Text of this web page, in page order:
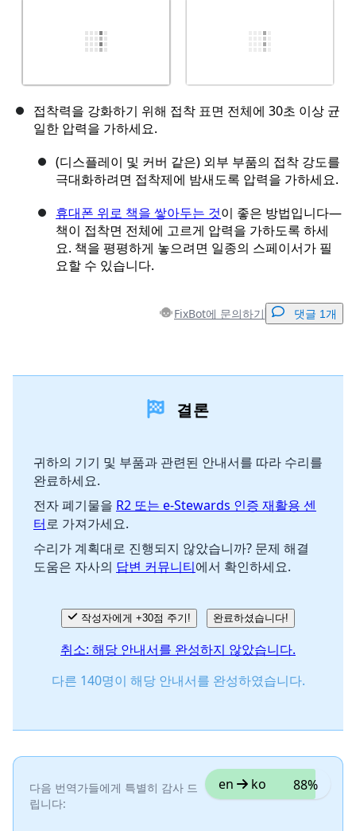
접착력을 강화하기 위해 접착 표면 전체에 30초 이상 균
일한 압력을 가하세요.
(디스플레이 및 커버 같은) 외부 부품의 접착 강도를
극대화하려면 접착제에 밤새도록 압력을 가하세요.
휴대폰 위로 책을 쌓아두는 것이 좋은 방법입니다—
책이 접착면 전체에 고르게 압력을 가하도록 하세
요. 책을 평평하게 놓으려면 일종의 스페이서가 필
요할 수 있습니다.
FixBot에 문의하기 댓글 1개
결론
귀하의 기기 및 부품과 관련된 안내서를 따라 수리를
완료하세요.
전자 폐기물을 R2 또는 e-Stewards 인증 재활용 센
터로 가져가세요.
수리가 계획대로 진행되지 않았습니까? 문제 해결
도움은 자사의 답변 커뮤니티에서 확인하세요.
작성자에게 +30점 주기! 완료하셨습니다!
취소: 해당 안내서를 완성하지 않았습니다.
다른 140명이 해당 안내서를 완성하였습니다.
다음 번역가들에게 특별히 감사 드
립니다:
en ko 88%